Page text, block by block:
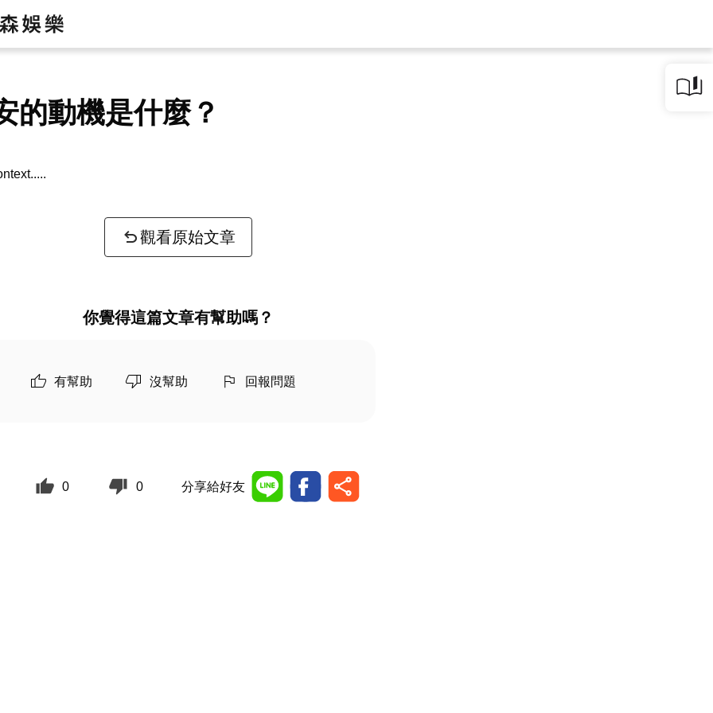
的動機是什麼？
觀看原始文章
你覺得這篇文章有幫助嗎？
有幫助 沒幫助 回報問題
0 0 分享給好友